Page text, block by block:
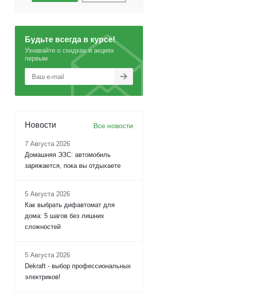
Будьте всегда в курсе!
Узнавайте о скидках и акциях
первым
Новости Все новости
7 Августа 2026
Домашняя ЭЗС: автомобиль
заряжается, пока вы отдыхаете
5 Августа 2026
Как выбрать дифавтомат для
дома: 5 шагов без лишних
сложностей
5 Августа 2026
Dekraft - выбор профессиональных
электриков!